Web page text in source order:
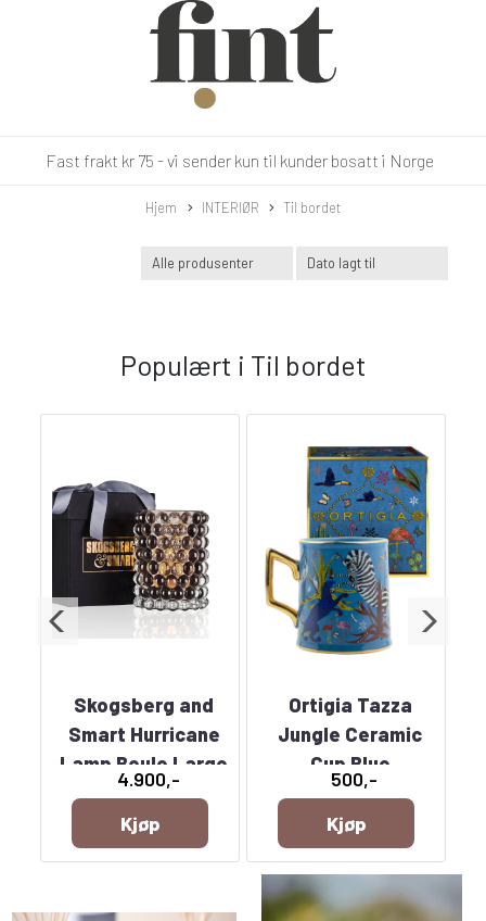
Fast frakt kr 75 - vi sender kun til kunder bosatt i Norge
Hjem INTERIØR Til bordet
Populært i Til bordet
Skogsberg and
Smart Hurricane
Lamp Boule Large
Tobacco
4.900,-
Kjøp
Ortigia Tazza
Jungle Ceramic
Cup Blue
500,-
Kjøp